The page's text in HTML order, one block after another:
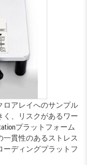
ロアレイへのサンプル
、リスクがあるワー
プラットフォーム
貫性のあるストレス
ディングプラットフ